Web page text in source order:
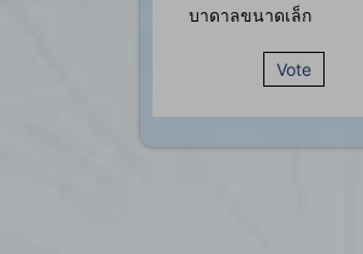
บาดาลขนาดเล็ก
Vote